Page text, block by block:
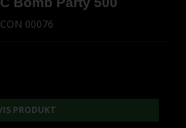
CON 00076
PRODUKT